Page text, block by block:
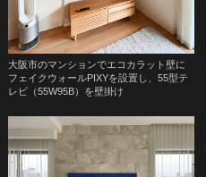
大阪市のマンションでエコカラット壁に
フェイクウォールPIXYを設置し、55型テ
レビ（55W95B）を壁掛け